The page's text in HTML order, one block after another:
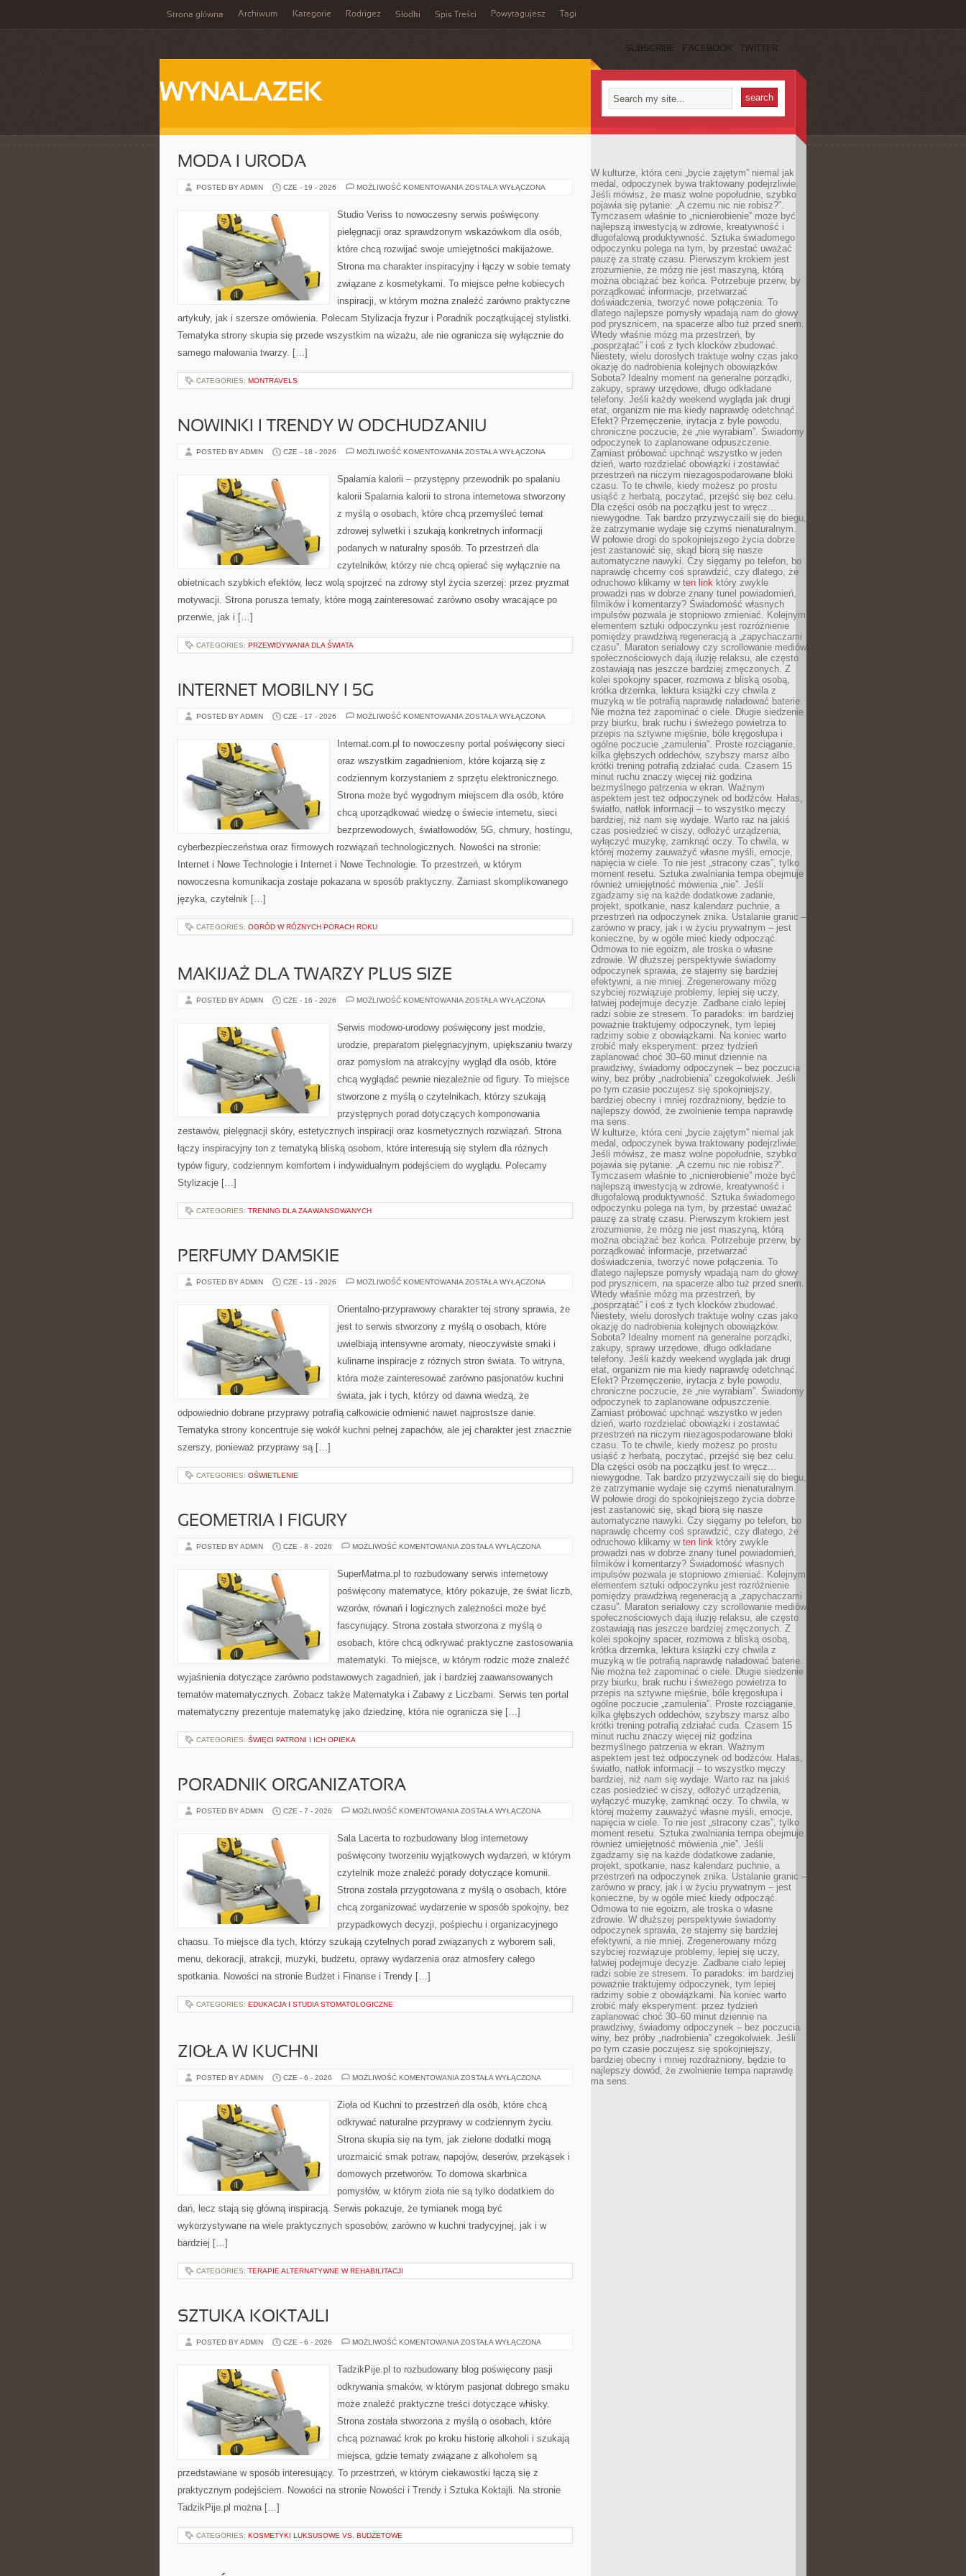
Strona główna Archiwum Kategorie Rodrigez Słodki Spis Treści Powytagujesz Tagi
SUBSCRIBE FACEBOOK TWITTER
WYNALAZEK
MODA I URODA
POSTED BY ADMIN CZE - 19 - 2026 MOŻLIWOŚĆ KOMENTOWANIA MODA
ZOSTAŁA WYŁĄCZONA
Studio Veriss to nowoczesny serwis poświęcony
pielęgnacji oraz sprawdzonym wskazówkom dla osób,
które chcą rozwijać swoje umiejętności makijażowe.
Strona ma charakter inspiracyjny i łączy w sobie tematy
związane z kosmetykami. To miejsce pełne kobiecych
inspiracji, w którym można znaleźć zarówno praktyczne
artykuły, jak i szersze omówienia. Polecam Stylizacja fryzur i Poradnik początkującej stylistki.
Tematyka strony skupia się przede wszystkim na wizażu, ale nie ogranicza się wyłącznie do
samego malowania twarzy. […]
CATEGORIES: MONTRAVELS
NOWINKI I TRENDY W ODCHUDZANIU
POSTED BY ADMIN CZE - 18 - 2026 MOŻLIWOŚĆ KOMENTOWANIA NOWINKI
ODCHUDZANIU
ZOSTAŁA WYŁĄCZONA
Spalarnia kalorii – przystępny przewodnik po spalaniu
kalorii Spalarnia kalorii to strona internetowa stworzony
z myślą o osobach, które chcą przemyśleć temat
zdrowej sylwetki i szukają konkretnych informacji
podanych w naturalny sposób. To przestrzeń dla
czytelników, którzy nie chcą opierać się wyłącznie na
obietnicach szybkich efektów, lecz wolą spojrzeć na zdrowy styl życia szerzej: przez pryzmat
motywacji. Strona porusza tematy, które mogą zainteresować zarówno osoby wracające po
przerwie, jak i […]
CATEGORIES: PRZEWIDYWANIA DLA ŚWIATA
INTERNET MOBILNY I 5G
POSTED BY ADMIN CZE - 17 - 2026 MOŻLIWOŚĆ KOMENTOWANIA INTERNET
ZOSTAŁA WYŁĄCZONA
Internat.com.pl to nowoczesny portal poświęcony sieci
oraz wszystkim zagadnieniom, które kojarzą się z
codziennym korzystaniem z sprzętu elektronicznego.
Strona może być wygodnym miejscem dla osób, które
chcą uporządkować wiedzę o świecie internetu, sieci
bezprzewodowych, światłowodów, 5G, chmury, hostingu,
cyberbezpieczeństwa oraz firmowych rozwiązań technologicznych. Nowości na stronie:
Internet i Nowe Technologie i Internet i Nowe Technologie. To przestrzeń, w którym
nowoczesna komunikacja zostaje pokazana w sposób praktyczny. Zamiast skomplikowanego
języka, czytelnik […]
CATEGORIES: OGRÓD W RÓŻNYCH PORACH ROKU
MAKIJAŻ DLA TWARZY PLUS SIZE
POSTED BY ADMIN CZE - 16 - 2026 MOŻLIWOŚĆ KOMENTOWANIA MAKIJAŻ
PLUS
SIZE
ZOSTAŁA WYŁĄCZONA
Serwis modowo-urodowy poświęcony jest modzie,
urodzie, preparatom pielęgnacyjnym, upiększaniu twarzy
oraz pomysłom na atrakcyjny wygląd dla osób, które
chcą wyglądać pewnie niezależnie od figury. To miejsce
stworzone z myślą o czytelnikach, którzy szukają
przystępnych porad dotyczących komponowania
zestawów, pielęgnacji skóry, estetycznych inspiracji oraz kosmetycznych rozwiązań. Strona
łączy inspiracyjny ton z tematyką bliską osobom, które interesują się stylem dla różnych
typów figury, codziennym komfortem i indywidualnym podejściem do wyglądu. Polecamy
Stylizacje […]
CATEGORIES: TRENING DLA ZAAWANSOWANYCH
PERFUMY DAMSKIE
POSTED BY ADMIN CZE - 13 - 2026 MOŻLIWOŚĆ KOMENTOWANIA PERFUMY
ZOSTAŁA WYŁĄCZONA
Orientalno-przyprawowy charakter tej strony sprawia, że
jest to serwis stworzony z myślą o osobach, które
uwielbiają intensywne aromaty, nieoczywiste smaki i
kulinarne inspiracje z różnych stron świata. To witryna,
która może zainteresować zarówno pasjonatów kuchni
świata, jak i tych, którzy od dawna wiedzą, że
odpowiednio dobrane przyprawy potrafią całkowicie odmienić nawet najprostsze danie.
Tematyka strony koncentruje się wokół kuchni pełnej zapachów, ale jej charakter jest znacznie
szerszy, ponieważ przyprawy są […]
CATEGORIES: OŚWIETLENIE
GEOMETRIA I FIGURY
POSTED BY ADMIN CZE - 8 - 2026 MOŻLIWOŚĆ KOMENTOWANIA GEOMETRIA
ZOSTAŁA WYŁĄCZONA
SuperMatma.pl to rozbudowany serwis internetowy
poświęcony matematyce, który pokazuje, że świat liczb,
wzorów, równań i logicznych zależności może być
fascynujący. Strona została stworzona z myślą o
osobach, które chcą odkrywać praktyczne zastosowania
matematyki. To miejsce, w którym rodzic może znaleźć
wyjaśnienia dotyczące zarówno podstawowych zagadnień, jak i bardziej zaawansowanych
tematów matematycznych. Zobacz także Matematyka i Zabawy z Liczbami. Serwis ten portal
matematyczny prezentuje matematykę jako dziedzinę, która nie ogranicza się […]
CATEGORIES: ŚWIĘCI PATRONI I ICH OPIEKA
PORADNIK ORGANIZATORA
POSTED BY ADMIN CZE - 7 - 2026 MOŻLIWOŚĆ KOMENTOWANIA PORADNIK
ZOSTAŁA WYŁĄCZONA
Sala Lacerta to rozbudowany blog internetowy
poświęcony tworzeniu wyjątkowych wydarzeń, w którym
czytelnik może znaleźć porady dotyczące komunii.
Strona została przygotowana z myślą o osobach, które
chcą zorganizować wydarzenie w sposób spokojny, bez
przypadkowych decyzji, pośpiechu i organizacyjnego
chaosu. To miejsce dla tych, którzy szukają czytelnych porad związanych z wyborem sali,
menu, dekoracji, atrakcji, muzyki, budżetu, oprawy wydarzenia oraz atmosfery całego
spotkania. Nowości na stronie Budżet i Finanse i Trendy […]
CATEGORIES: EDUKACJA I STUDIA STOMATOLOGICZNE
ZIOŁA W KUCHNI
POSTED BY ADMIN CZE - 6 - 2026 MOŻLIWOŚĆ KOMENTOWANIA ZIOŁA
ZOSTAŁA WYŁĄCZONA
Zioła od Kuchni to przestrzeń dla osób, które chcą
odkrywać naturalne przyprawy w codziennym życiu.
Strona skupia się na tym, jak zielone dodatki mogą
urozmaicić smak potraw, napojów, deserów, przekąsek i
domowych przetworów. To domowa skarbnica
pomysłów, w którym zioła nie są tylko dodatkiem do
dań, lecz stają się główną inspiracją. Serwis pokazuje, że tymianek mogą być
wykorzystywane na wiele praktycznych sposobów, zarówno w kuchni tradycyjnej, jak i w
bardziej […]
CATEGORIES: TERAPIE ALTERNATYWNE W REHABILITACJI
SZTUKA KOKTAJLI
POSTED BY ADMIN CZE - 6 - 2026 MOŻLIWOŚĆ KOMENTOWANIA SZTUKA
ZOSTAŁA WYŁĄCZONA
TadzikPije.pl to rozbudowany blog poświęcony pasji
odkrywania smaków, w którym pasjonat dobrego smaku
może znaleźć praktyczne treści dotyczące whisky.
Strona została stworzona z myślą o osobach, które
chcą poznawać krok po kroku historię alkoholi i szukają
miejsca, gdzie tematy związane z alkoholem są
przedstawiane w sposób interesujący. To przestrzeń, w którym ciekawostki łączą się z
praktycznym podejściem. Nowości na stronie Nowości i Trendy i Sztuka Koktajli. Na stronie
TadzikPije.pl można […]
CATEGORIES: KOSMETYKI LUKSUSOWE VS. BUDŻETOWE
W kulturze, która ceni „bycie zajętym” niemal jak
medal, odpoczynek bywa traktowany podejrzliwie.
Jeśli mówisz, że masz wolne popołudnie, szybko
pojawia się pytanie: „A czemu nic nie robisz?”.
Tymczasem właśnie to „nicnierobienie” może być
najlepszą inwestycją w zdrowie, kreatywność i
długofalową produktywność. Sztuka świadomego
odpoczynku polega na tym, by przestać uważać
pauzę za stratę czasu. Pierwszym krokiem jest
zrozumienie, że mózg nie jest maszyną, którą
można obciążać bez końca. Potrzebuje przerw, by
porządkować informacje, przetwarzać
doświadczenia, tworzyć nowe połączenia. To
dlatego najlepsze pomysły wpadają nam do głowy
pod prysznicem, na spacerze albo tuż przed snem.
Wtedy właśnie mózg ma przestrzeń, by
„posprzątać” i coś z tych klocków zbudować.
Niestety, wielu dorosłych traktuje wolny czas jako
okazję do nadrobienia kolejnych obowiązków.
Sobota? Idealny moment na generalne porządki,
zakupy, sprawy urzędowe, długo odkładane
telefony. Jeśli każdy weekend wygląda jak drugi
etat, organizm nie ma kiedy naprawdę odetchnąć.
Efekt? Przemęczenie, irytacja z byle powodu,
chroniczne poczucie, że „nie wyrabiam”. Świadomy
odpoczynek to zaplanowane odpuszczenie.
Zamiast próbować upchnąć wszystko w jeden
dzień, warto rozdzielać obowiązki i zostawiać
przestrzeń na niczym niezagospodarowane bloki
czasu. To te chwile, kiedy możesz po prostu
usiąść z herbatą, poczytać, przejść się bez celu.
Dla części osób na początku jest to wręcz…
niewygodne. Tak bardzo przyzwyczaili się do biegu,
że zatrzymanie wydaje się czymś nienaturalnym.
W połowie drogi do spokojniejszego życia dobrze
jest zastanowić się, skąd biorą się nasze
automatyczne nawyki. Czy sięgamy po telefon, bo
naprawdę chcemy coś sprawdzić, czy dlatego, że
odruchowo klikamy w ten link który zwykle
prowadzi nas w dobrze znany tunel powiadomień,
filmików i komentarzy? Świadomość własnych
impulsów pozwala je stopniowo zmieniać. Kolejnym
elementem sztuki odpoczynku jest rozróżnienie
pomiędzy prawdziwą regeneracją a „zapychaczami
czasu”. Maraton serialowy czy scrollowanie mediów
społecznościowych dają iluzję relaksu, ale często
zostawiają nas jeszcze bardziej zmęczonych. Z
kolei spokojny spacer, rozmowa z bliską osobą,
krótka drzemka, lektura książki czy chwila z
muzyką w tle potrafią naprawdę naładować baterie.
Nie można też zapominać o ciele. Długie siedzenie
przy biurku, brak ruchu i świeżego powietrza to
przepis na sztywne mięśnie, bóle kręgosłupa i
ogólne poczucie „zamulenia”. Proste rozciąganie,
kilka głębszych oddechów, szybszy marsz albo
krótki trening potrafią zdziałać cuda. Czasem 15
minut ruchu znaczy więcej niż godzina
bezmyślnego patrzenia w ekran. Ważnym
aspektem jest też odpoczynek od bodźców. Hałas,
światło, natłok informacji – to wszystko męczy
bardziej, niż nam się wydaje. Warto raz na jakiś
czas posiedzieć w ciszy, odłożyć urządzenia,
wyłączyć muzykę, zamknąć oczy. To chwila, w
której możemy zauważyć własne myśli, emocje,
napięcia w ciele. To nie jest „stracony czas”, tylko
moment resetu. Sztuka zwalniania tempa obejmuje
również umiejętność mówienia „nie”. Jeśli
zgadzamy się na każde dodatkowe zadanie,
projekt, spotkanie, nasz kalendarz puchnie, a
przestrzeń na odpoczynek znika. Ustalanie granic –
zarówno w pracy, jak i w życiu prywatnym – jest
konieczne, by w ogóle mieć kiedy odpocząć.
Odmowa to nie egoizm, ale troska o własne
zdrowie. W dłuższej perspektywie świadomy
odpoczynek sprawia, że stajemy się bardziej
efektywni, a nie mniej. Zregenerowany mózg
szybciej rozwiązuje problemy, lepiej się uczy,
łatwiej podejmuje decyzje. Zadbane ciało lepiej
radzi sobie ze stresem. To paradoks: im bardziej
poważnie traktujemy odpoczynek, tym lepiej
radzimy sobie z obowiązkami. Na koniec warto
zrobić mały eksperyment: przez tydzień
zaplanować choć 30–60 minut dziennie na
prawdziwy, świadomy odpoczynek – bez poczucia
winy, bez próby „nadrobienia” czegokolwiek. Jeśli
po tym czasie poczujesz się spokojniejszy,
bardziej obecny i mniej rozdrażniony, będzie to
najlepszy dowód, że zwolnienie tempa naprawdę
ma sens.
W kulturze, która ceni „bycie zajętym” niemal jak
medal, odpoczynek bywa traktowany podejrzliwie.
Jeśli mówisz, że masz wolne popołudnie, szybko
pojawia się pytanie: „A czemu nic nie robisz?”.
Tymczasem właśnie to „nicnierobienie” może być
najlepszą inwestycją w zdrowie, kreatywność i
długofalową produktywność. Sztuka świadomego
odpoczynku polega na tym, by przestać uważać
pauzę za stratę czasu. Pierwszym krokiem jest
zrozumienie, że mózg nie jest maszyną, którą
można obciążać bez końca. Potrzebuje przerw, by
porządkować informacje, przetwarzać
doświadczenia, tworzyć nowe połączenia. To
dlatego najlepsze pomysły wpadają nam do głowy
pod prysznicem, na spacerze albo tuż przed snem.
Wtedy właśnie mózg ma przestrzeń, by
„posprzątać” i coś z tych klocków zbudować.
Niestety, wielu dorosłych traktuje wolny czas jako
okazję do nadrobienia kolejnych obowiązków.
Sobota? Idealny moment na generalne porządki,
zakupy, sprawy urzędowe, długo odkładane
telefony. Jeśli każdy weekend wygląda jak drugi
etat, organizm nie ma kiedy naprawdę odetchnąć.
Efekt? Przemęczenie, irytacja z byle powodu,
chroniczne poczucie, że „nie wyrabiam”. Świadomy
odpoczynek to zaplanowane odpuszczenie.
Zamiast próbować upchnąć wszystko w jeden
dzień, warto rozdzielać obowiązki i zostawiać
przestrzeń na niczym niezagospodarowane bloki
czasu. To te chwile, kiedy możesz po prostu
usiąść z herbatą, poczytać, przejść się bez celu.
Dla części osób na początku jest to wręcz…
niewygodne. Tak bardzo przyzwyczaili się do biegu,
że zatrzymanie wydaje się czymś nienaturalnym.
W połowie drogi do spokojniejszego życia dobrze
jest zastanowić się, skąd biorą się nasze
automatyczne nawyki. Czy sięgamy po telefon, bo
naprawdę chcemy coś sprawdzić, czy dlatego, że
odruchowo klikamy w ten link który zwykle
prowadzi nas w dobrze znany tunel powiadomień,
filmików i komentarzy? Świadomość własnych
impulsów pozwala je stopniowo zmieniać. Kolejnym
elementem sztuki odpoczynku jest rozróżnienie
pomiędzy prawdziwą regeneracją a „zapychaczami
czasu”. Maraton serialowy czy scrollowanie mediów
społecznościowych dają iluzję relaksu, ale często
zostawiają nas jeszcze bardziej zmęczonych. Z
kolei spokojny spacer, rozmowa z bliską osobą,
krótka drzemka, lektura książki czy chwila z
muzyką w tle potrafią naprawdę naładować baterie.
Nie można też zapominać o ciele. Długie siedzenie
przy biurku, brak ruchu i świeżego powietrza to
przepis na sztywne mięśnie, bóle kręgosłupa i
ogólne poczucie „zamulenia”. Proste rozciąganie,
kilka głębszych oddechów, szybszy marsz albo
krótki trening potrafią zdziałać cuda. Czasem 15
minut ruchu znaczy więcej niż godzina
bezmyślnego patrzenia w ekran. Ważnym
aspektem jest też odpoczynek od bodźców. Hałas,
światło, natłok informacji – to wszystko męczy
bardziej, niż nam się wydaje. Warto raz na jakiś
czas posiedzieć w ciszy, odłożyć urządzenia,
wyłączyć muzykę, zamknąć oczy. To chwila, w
której możemy zauważyć własne myśli, emocje,
napięcia w ciele. To nie jest „stracony czas”, tylko
moment resetu. Sztuka zwalniania tempa obejmuje
również umiejętność mówienia „nie”. Jeśli
zgadzamy się na każde dodatkowe zadanie,
projekt, spotkanie, nasz kalendarz puchnie, a
przestrzeń na odpoczynek znika. Ustalanie granic –
zarówno w pracy, jak i w życiu prywatnym – jest
konieczne, by w ogóle mieć kiedy odpocząć.
Odmowa to nie egoizm, ale troska o własne
zdrowie. W dłuższej perspektywie świadomy
odpoczynek sprawia, że stajemy się bardziej
efektywni, a nie mniej. Zregenerowany mózg
szybciej rozwiązuje problemy, lepiej się uczy,
łatwiej podejmuje decyzje. Zadbane ciało lepiej
radzi sobie ze stresem. To paradoks: im bardziej
poważnie traktujemy odpoczynek, tym lepiej
radzimy sobie z obowiązkami. Na koniec warto
zrobić mały eksperyment: przez tydzień
zaplanować choć 30–60 minut dziennie na
prawdziwy, świadomy odpoczynek – bez poczucia
winy, bez próby „nadrobienia” czegokolwiek. Jeśli
po tym czasie poczujesz się spokojniejszy,
bardziej obecny i mniej rozdrażniony, będzie to
najlepszy dowód, że zwolnienie tempa naprawdę
ma sens.